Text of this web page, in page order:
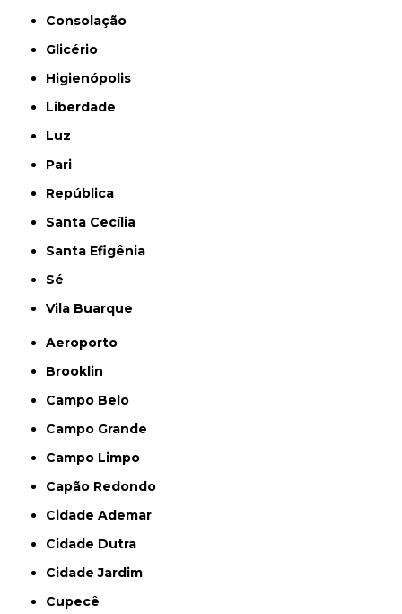
Consolação
Glicério
Higienópolis
Liberdade
Luz
Pari
República
Santa Cecília
Santa Efigênia
Sé
Vila Buarque
Aeroporto
Brooklin
Campo Belo
Campo Grande
Campo Limpo
Capão Redondo
Cidade Ademar
Cidade Dutra
Cidade Jardim
Cupecê